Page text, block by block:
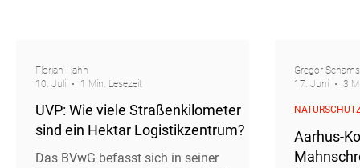
UVP: Wie viele Straßenkilometer
sind ein Hektar Logistikzentrum?
Das BVwG befasst sich in seiner
Florian Hahn
10. Juli
1 Min. Lesezeit
Aarhus-
Gregor
17. Juni
3